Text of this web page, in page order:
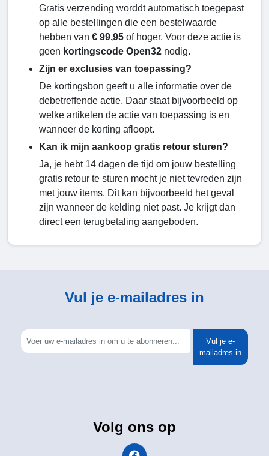
Gratis verzending worddt automatisch toegepast
op alle bestellingen die een bestelwaarde
hebben van € 99,95 of hoger. Voor deze actie is
geen kortingscode Open32 nodig.
Zijn er exclusies van toepassing?
De kortingsbon geeft u alle informatie over de
debetreffende actie. Daar staat bijvoorbeeld op
welke artikelen de actie van toepassing is en
wanneer de korting afloopt.
Kan ik mijn aankoop gratis retour sturen?
Ja, je hebt 14 dagen de tijd om jouw bestelling
gratis retour te sturen mocht je niet tevreden zijn
met jouw items. Dit kan bijvoorbeeld het geval
zijn wanneer de kelding niet past. Je krijgt dan
direct een terugbetaling aangeboden.
Vul je e-mailadres in
Vul je e-
mailadres in
Volg ons op